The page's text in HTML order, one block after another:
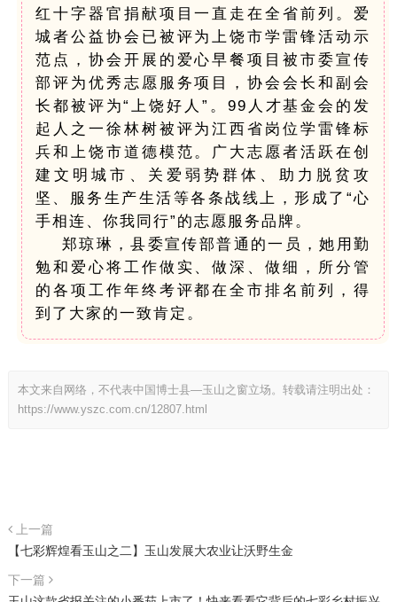
红十字器官捐献项目一直走在全省前列。爱
城者公益协会已被评为上饶市学雷锋活动示
范点，协会开展的爱心早餐项目被市委宣传
部评为优秀志愿服务项目，协会会长和副会
长都被评为“上饶好人”。99人才基金会的发
起人之一徐林树被评为江西省岗位学雷锋标
兵和上饶市道德模范。广大志愿者活跃在创
建文明城市、关爱弱势群体、助力脱贫攻
坚、服务生产生活等各条战线上，形成了“心
手相连、你我同行”的志愿服务品牌。
郑琼琳，县委宣传部普通的一员，她用勤
勉和爱心将工作做实、做深、做细，所分管
的各项工作年终考评都在全市排名前列，得
到了大家的一致肯定。
本文来自网络，不代表中国博士县—玉山之窗立场。转载请注明出处：
https://www.yszc.com.cn/12807.html
上一篇
【七彩辉煌看玉山之二】玉山发展大农业让沃野生金
下一篇